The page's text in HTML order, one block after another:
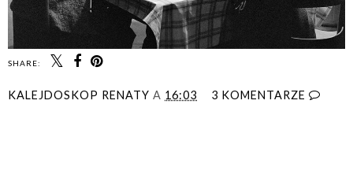
SHARE:
KALEJDOSKOP RENATY A 16:03 3 KOMENTARZE